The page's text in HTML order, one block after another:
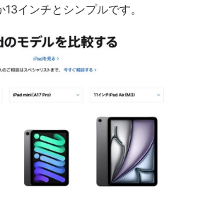
インチとシンプルです。